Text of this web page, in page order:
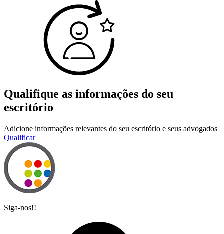
Qualifique as informações do seu
escritório
Adicione informações relevantes do seu escritório e seus advogados
Qualificar
Siga-nos!!